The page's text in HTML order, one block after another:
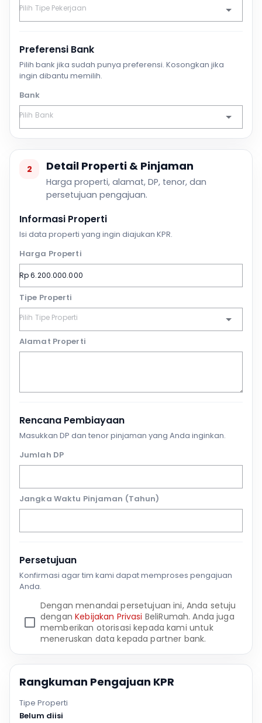
Preferensi Bank
Pilih bank jika sudah punya preferensi. Kosongkan jika
ingin dibantu memilih.
Bank
2 Detail Properti & Pinjaman
Harga properti, alamat, DP, tenor, dan
persetujuan pengajuan.
Informasi Properti
Isi data properti yang ingin diajukan KPR.
Harga Properti
Tipe Properti
Alamat Properti
Rencana Pembiayaan
Masukkan DP dan tenor pinjaman yang Anda inginkan.
Jumlah DP
Jangka Waktu Pinjaman (Tahun)
Persetujuan
Konfirmasi agar tim kami dapat memproses pengajuan
Anda.
Dengan menandai persetujuan ini, Anda setuju
denganKebijakan Privasi BeliRumah. Anda juga
memberikan otorisasi kepada kami untuk
meneruskan data kepada partner bank.
Rangkuman Pengajuan KPR
Tipe Properti
Belum diisi